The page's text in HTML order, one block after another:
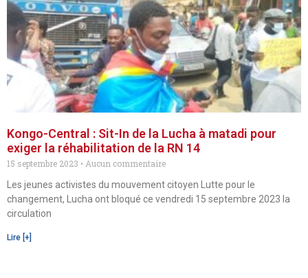
Kongo-Central : Sit-In de la Lucha à matadi pour
exiger la réhabilitation de la RN 14
15 septembre 2023
Aucun commentaire
Les jeunes activistes du mouvement citoyen Lutte pour le
changement, Lucha ont bloqué ce vendredi 15 septembre 2023 la
circulation
Lire [+]